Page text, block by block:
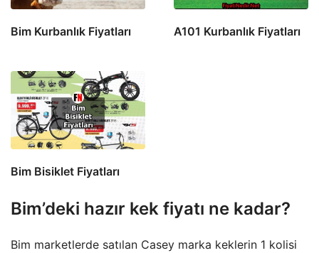
Bim Kurbanlık Fiyatları A101 Kurbanlık Fiyatları
Bim Bisiklet Fiyatları
Bim’deki hazır kek fiyatı ne kadar?
Bim marketlerde satılan Casey marka keklerin 1 kolisi